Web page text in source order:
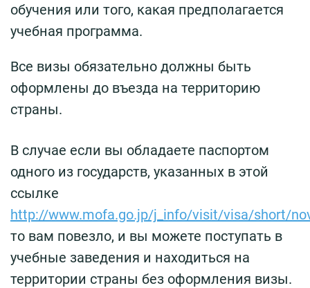
обучения или того, какая предполагается
учебная программа.
Все визы обязательно должны быть
оформлены до въезда на территорию
страны.
В случае если вы обладаете паспортом
одного из государств, указанных в этой
ссылке
http://www.mofa.go.jp/j_info/visit/visa/short/
то вам повезло, и вы можете поступать в
учебные заведения и находиться на
территории страны без оформления визы.